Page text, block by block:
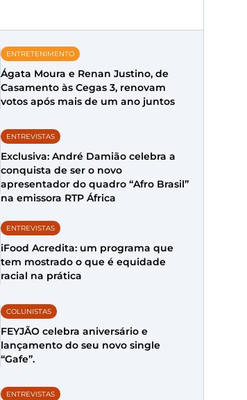
ENTRETENIMENTO
Ágata Moura e Renan Justino, de
Casamento às Cegas 3, renovam
votos após mais de um ano juntos
ENTREVISTAS
Exclusiva: André Damião celebra a
conquista de ser o novo
apresentador do quadro “Afro Brasil”
na emissora RTP África
ENTREVISTAS
iFood Acredita: um programa que
tem mostrado o que é equidade
racial na prática
COLUNISTAS
FEYJÃO celebra aniversário e
lançamento do seu novo single
“Gafe”.
ENTREVISTAS